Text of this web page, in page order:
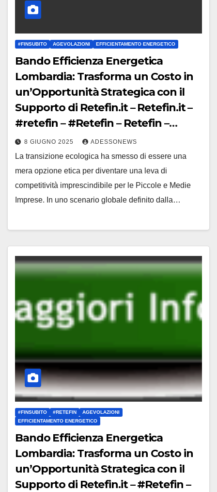
#FINSUBITO AGEVOLAZIONI EFFICIENTAMENTO ENERGETICO
Bando Efficienza Energetica
Lombardia: Trasforma un Costo in
un’Opportunità Strategica con il
Supporto di Retefin.it – Retefin.it –
#retefin – #Retefin – Retefin –
#Finsubito – Finsubito –
#Adessonews – #Adessonews –
#Finsubito – Adessonews
8 GIUGNO 2025 ADESSONEWS
La transizione ecologica ha smesso di essere una
mera opzione etica per diventare una leva di
competitività imprescindibile per le Piccole e Medie
Imprese. In uno scenario globale definito dalla…
#FINSUBITO #RETEFIN
AGEVOLAZIONI
EFFICIENTAMENTO ENERGETICO
Bando Efficienza Energetica
Lombardia: Trasforma un Costo in
un’Opportunità Strategica con il
Supporto di Retefin.it – #Retefin –